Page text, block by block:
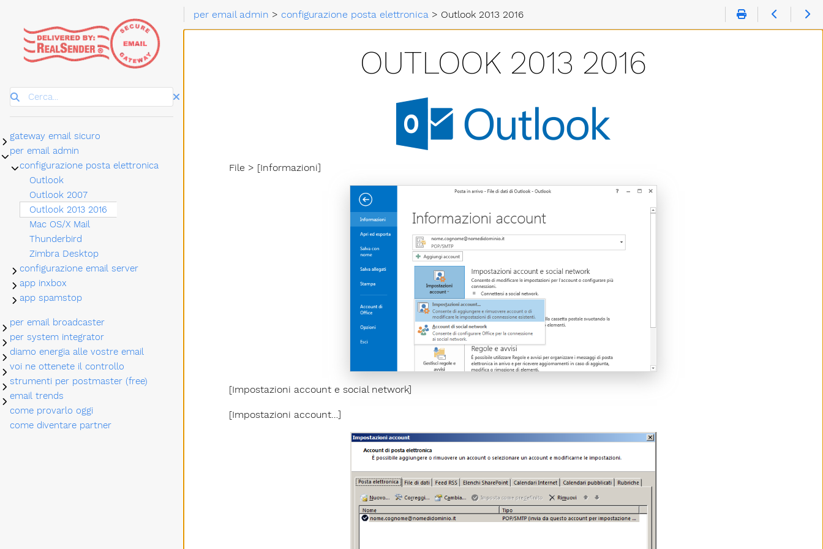
per email admin > configurazione posta elettronica > Outlook 2013 2016
OUTLOOK 2013 2016
File > [Informazioni]
[Impostazioni account e social network]
[Impostazioni account…]
Cerca
Sottomenu gateway email sicuro
gateway email sicuro
Sottomenu per email admin
per email admin
Sottomenu configurazione posta elettronica
configurazione posta elettronica
Outlook
Outlook 2007
Outlook 2013 2016
Mac OS/X Mail
Thunderbird
Zimbra Desktop
Sottomenu configurazione email server
configurazione email server
Sottomenu app inxbox
app inxbox
Sottomenu app spamstop
app spamstop
Sottomenu per email broadcaster
per email broadcaster
Sottomenu per system integrator
per system integrator
Sottomenu diamo energia alle vostre email
diamo energia alle vostre email
Sottomenu voi ne ottenete il controllo
voi ne ottenete il controllo
Sottomenu strumenti per postmaster (free)
strumenti per postmaster (free)
Sottomenu email trends
email trends
come provarlo oggi
come diventare partner